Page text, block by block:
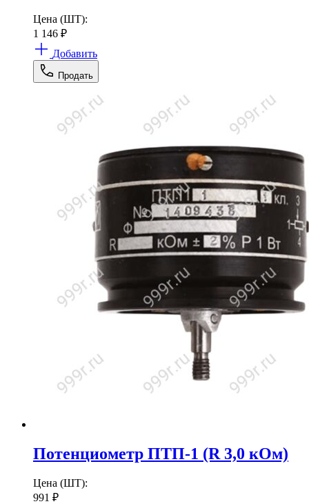
Цена (ШТ):
1 146 ₽
Добавить
Продать
Потенциометр ПТП-1 (R 3,0 кОм)
Цена (ШТ):
991 ₽